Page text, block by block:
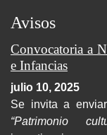
Avisos
Convocatoria a
e Infancias
julio 10, 2025
Se invita a
“Patrimonio